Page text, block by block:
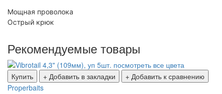
Мощная проволока
Острый крюк
Рекомендуемые товары
Купить + Добавить в закладки
+ Добавить к сравнению
Properbaits